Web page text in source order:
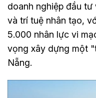
doanh nghiệp đầu
và trí tuệ nhân tạo,
5.000 nhân lực vi
vọng xây dựng một
Nẵng.